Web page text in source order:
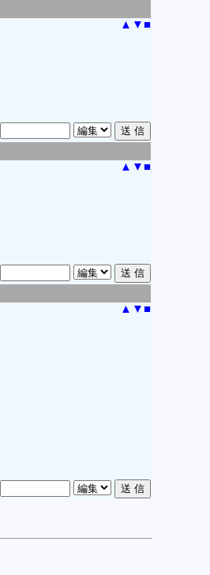
▲ ▼ ■
▲ ▼ ■
▲ ▼ ■